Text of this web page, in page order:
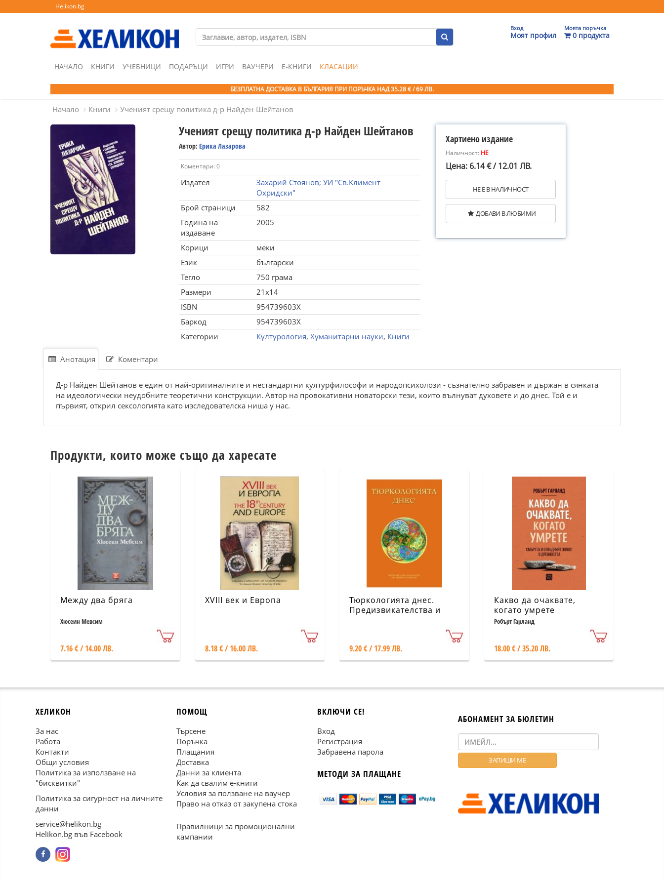
Helikon.bg
Вход
Моят профил
Моята поръчка
0 продукта
НАЧАЛО КНИГИ УЧЕБНИЦИ ПОДАРЪЦИ ИГРИ ВАУЧЕРИ Е-КНИГИ КЛАСАЦИИ
БЕЗПЛАТНА ДОСТАВКА В БЪЛГАРИЯ ПРИ ПОРЪЧКА НАД 35.28 € / 69 ЛВ.
Начало Книги Ученият срещу политика д-р Найден Шейтанов
Ученият срещу политика д-р Найден Шейтанов
Автор: Ерика Лазарова
Коментари: 0
Издател
Захарий Стоянов; УИ "Св.Климент
Охридски"
Брой страници
582
Година на
издаване
2005
Корици
меки
Език
български
Тегло
750 грама
Размери
21x14
ISBN
954739603X
Баркод
954739603X
Категории
Културология, Хуманитарни науки, Книги
Хартиено издание
Наличност: НЕ
Цена: 6.14 € / 12.01 ЛВ.
НЕ Е В НАЛИЧНОСТ
ДОБАВИ В ЛЮБИМИ
Анотация Коментари
Д-р Найден Шейтанов е един от най-оригиналните и нестандартни културфилософи и народопсихолози - съзнателно забравен и държан в сянката
на идеологически неудобните теоретични конструкции. Автор на провокативни новаторски тези, които вълнуват духовете и до днес. Той е и
първият, открил сексологията като изследователска ниша у нас.
Продукти, които може също да харесате
Между два бряга
Хюсеин Мевсим
7.16 € / 14.00 ЛВ.
XVIII век и Европа
8.18 € / 16.00 ЛВ.
Тюркологията днес.
Предизвикателства и
9.20 € / 17.99 ЛВ.
Какво да очаквате,
когато умрете
Робърт Гарланд
18.00 € / 35.20 ЛВ.
ХЕЛИКОН
За нас
Работа
Контакти
Общи условия
Политика за използване на
"бисквитки"
Политика за сигурност на личните
данни
service@helikon.bg
Helikon.bg във Facebook
ПОМОЩ
Търсене
Поръчка
Плащания
Доставка
Данни за клиента
Как да свалим е-книги
Условия за ползване на ваучер
Право на отказ от закупена стока
Правилници за промоционални
кампании
ВКЛЮЧИ СЕ!
Вход
Регистрация
Забравена парола
МЕТОДИ ЗА ПЛАЩАНЕ
АБОНАМЕНТ ЗА БЮЛЕТИН